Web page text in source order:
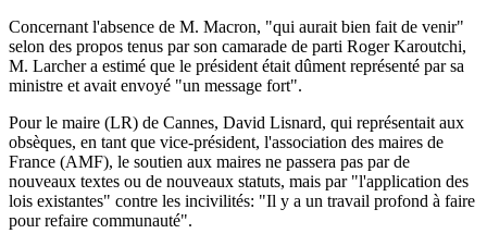
Concernant l'absence de M. Macron, "qui aurait bien fait de venir"
selon des propos tenus par son camarade de parti Roger Karoutchi,
M. Larcher a estimé que le président était dûment représenté par sa
ministre et avait envoyé "un message fort".
Pour le maire (LR) de Cannes, David Lisnard, qui représentait aux
obsèques, en tant que vice-président, l'association des maires de
France (AMF), le soutien aux maires ne passera pas par de
nouveaux textes ou de nouveaux statuts, mais par "l'application des
lois existantes" contre les incivilités: "Il y a un travail profond à faire
pour refaire communauté".